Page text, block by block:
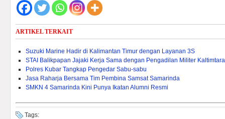
ARTIKEL TERKAIT
Suzuki Marine Hadir di Kalimantan Timur dengan Layanan 3S
STAI Balikpapan Jajaki Kerja Sama dengan Pengadilan Militer Kaltimtara
Polres Kubar Tangkap Pengedar Sabu-sabu
Jasa Raharja Bersama Tim Pembina Samsat Samarinda
SMKN 4 Samarinda Kini Punya Ikatan Alumni Resmi
Tags: